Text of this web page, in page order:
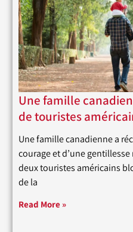
Une famille
de touristes
Une famille canadienne a
courage et d’une
deux touristes américains
de la
Read More »